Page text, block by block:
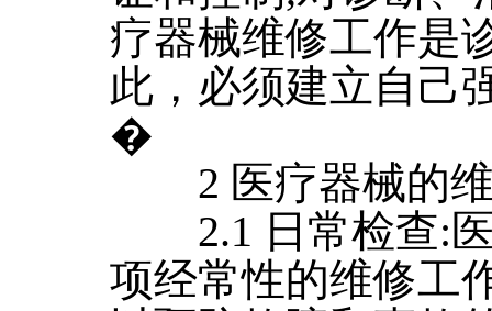
疗器械维修工作是
此，必须建立自己
�
2 医疗器械的维
2.1 日常检查:医
项经常性的维修工